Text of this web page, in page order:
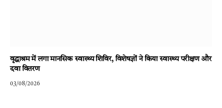
वृद्धाश्रम में लगा मानसिक स्वास्थ्य शिविर, विशेषज्ञों ने किया स्वास्थ्य परीक्षण और
दवा वितरण
03/08/2026